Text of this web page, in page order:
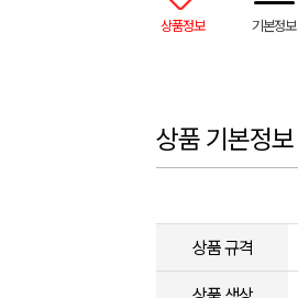
상품정보 기본정보
상품 기본정보
상품 규격